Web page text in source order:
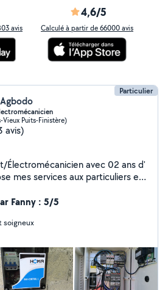
avis
4,6/5
Calculé à partir de 66000 avis
Particulier
Vieux Puits-Finistère)
avis)
Électromécanicien avec 02 ans d'
mes services aux particuliers et
électroménagers
portatif . Intervention rapide
Fanny : 5/5
et soigneux